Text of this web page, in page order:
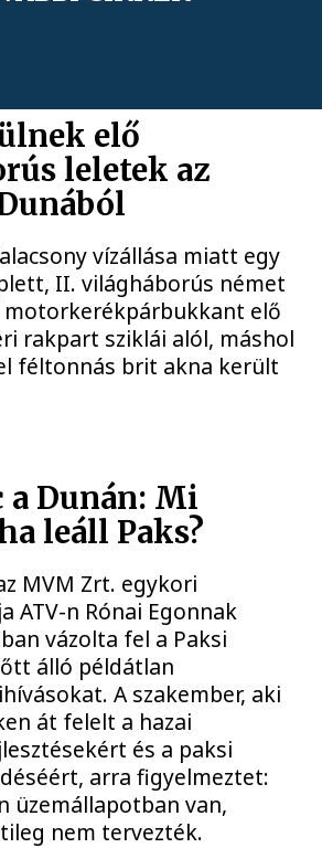
elő
leletek az
vízállása miatt egy
II. világháborús német
motorkerékpárbukkant elő
rakpart sziklái alól, máshol
féltonnás brit akna került
a Dunán: Mi
leáll Paks?
MVM Zrt. egykori
ATV-n Rónai Egonnak
vázolta fel a Paksi
álló példátlan
A szakember, aki
át felelt a hazai
és a paksi
arra figyelmeztet:
üzemállapotban van,
nem tervezték.